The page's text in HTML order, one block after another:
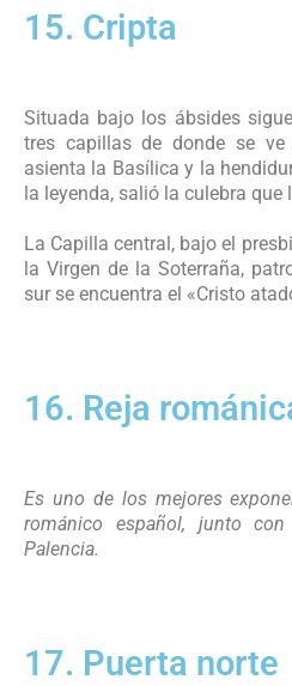
15. Cripta
Situada bajo los ábsides
tres capillas de donde se
asienta la Basílica y la
la leyenda, salió la culebra
La Capilla central, bajo el
la Virgen de la Soterraña,
sur se encuentra el «Cristo
16. Reja
Es uno de los mejores
románico español, junto
Palencia.
17. Puerta norte